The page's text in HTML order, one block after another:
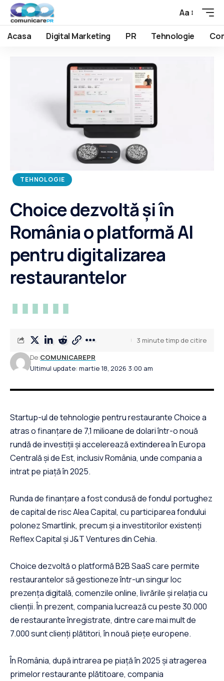
Aa
Acasa Digital Marketing PR Tehnologie
TEHNOLOGIE
Choice dezvoltă și în
România o platformă AI
pentru digitalizarea
restaurantelor
Ultimul update: martie 18, 2026 3:00 am
De:COMUNICAREPR
3 minute timp de citire
Startup-ul de tehnologie pentru restaurante Choice a
atras o finanțare de 7,1 milioane de dolari într-o nouă
rundă de investiții și accelerează extinderea în Europa
Centrală și de Est, inclusiv România, unde compania a
intrat pe piață în 2025.
Runda de finanțare a fost condusă de fondul portughez
de capital de risc Alea Capital, cu participarea fondului
polonez Smartlink, precum și a investitorilor existenți
Reflex Capital și J&T Ventures din Cehia.
Choice dezvoltă o platformă B2B SaaS care permite
restaurantelor să gestioneze într-un singur loc
prezența digitală, comenzile online, livrările și relația cu
clienții. În prezent, compania lucrează cu peste 30.000
de restaurante înregistrate, dintre care mai mult de
7.000 sunt clienți plătitori, în nouă piețe europene.
În România, după intrarea pe piață în 2025 și atragerea
primelor restaurante plătitoare, compania